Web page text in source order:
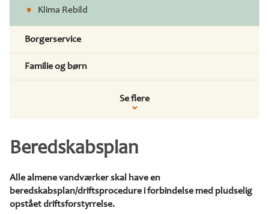
Borgerservice
Familie og børn
Klima Rebild
Se flere
Beredskabsplan
Alle almene vandværker skal have en
beredskabsplan/driftsprocedure i forbindelse med pludselig
opstået driftsforstyrrelse.